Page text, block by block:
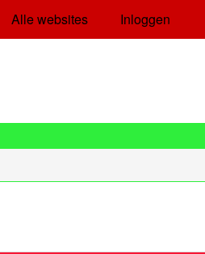
Alle websites Inloggen